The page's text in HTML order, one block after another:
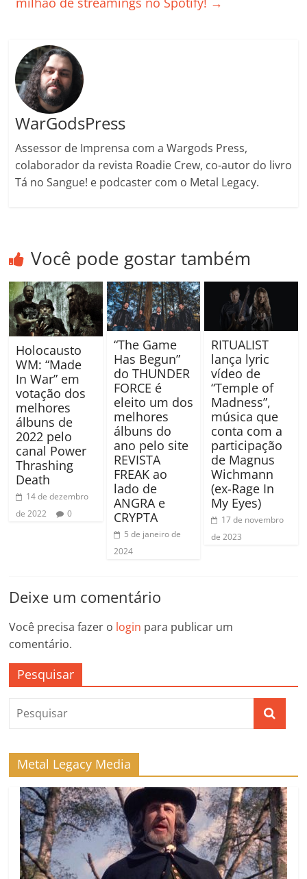
ro
WarGodsPress
Assessor de Imprensa com a Wargods Press,
colaborador da revista Roadie Crew, co-autor do livro
Tá no Sangue! e podcaster com o Metal Legacy.
Você pode gostar também
Holocausto
WM: “Made
In War” em
votação dos
melhores
álbuns de
2022 pelo
canal Power
Thrashing
Death
14 de dezembro
de 2022
0
“The Game
Has Begun”
do THUNDER
FORCE é
eleito um dos
melhores
álbuns do
ano pelo site
REVISTA
FREAK ao
lado de
ANGRA e
CRYPTA
5 de janeiro de
2024
RITUALIST
lança lyric
vídeo de
“Temple of
Madness”,
música que
conta com a
participação
de Magnus
Wichmann
(ex-Rage In
My Eyes)
17 de novembro
de 2023
Deixe um comentário
Você precisa fazer o login para publicar um
comentário.
Pesquisar
Metal Legacy Media